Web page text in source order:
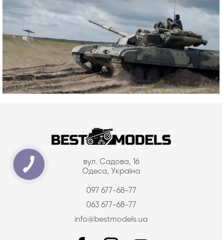
вул. Садова, 16
Одеса, Україна
097 677-68-77
063 677-68-77
info@bestmodels.ua